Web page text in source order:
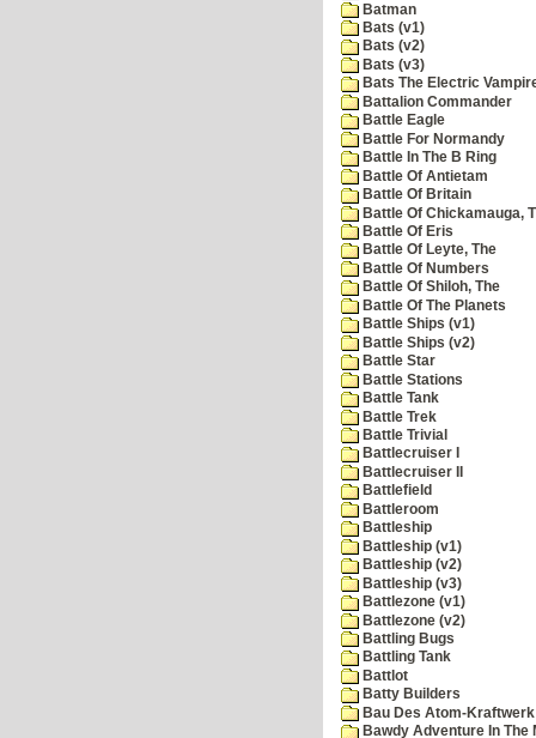
Batman
Bats (v1)
Bats (v2)
Bats (v3)
Bats The Electric
Battalion Commander
Battle Eagle
Battle For Normandy
Battle In The B Ring
Battle Of Antietam
Battle Of Britain
Battle Of Chickamauga,
Battle Of Eris
Battle Of Leyte, The
Battle Of Numbers
Battle Of Shiloh, The
Battle Of The Planets
Battle Ships (v1)
Battle Ships (v2)
Battle Star
Battle Stations
Battle Tank
Battle Trek
Battle Trivial
Battlecruiser I
Battlecruiser II
Battlefield
Battleroom
Battleship
Battleship (v1)
Battleship (v2)
Battleship (v3)
Battlezone (v1)
Battlezone (v2)
Battling Bugs
Battling Tank
Battlot
Batty Builders
Bau Des Atom-Kraftwerk
Bawdy Adventure In The